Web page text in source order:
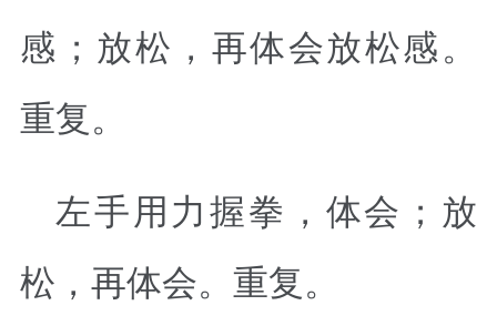
感；放松，再体会放松感。
重复。
左手用力握拳，体会；放
松，再体会。重复。